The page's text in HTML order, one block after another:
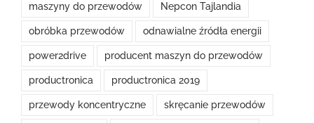
maszyny do przewodów Nepcon Tajlandia
obróbka przewodów odnawialne źródła energii
power2drive producent maszyn do przewodów
productronica productronica 2019
przewody koncentryczne skręcanie przewodów